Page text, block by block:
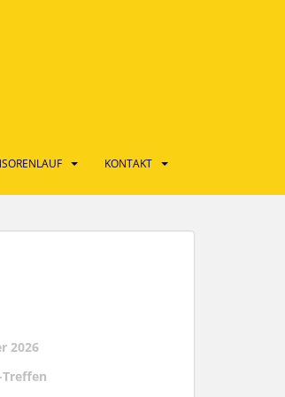
KONTAKT
2026